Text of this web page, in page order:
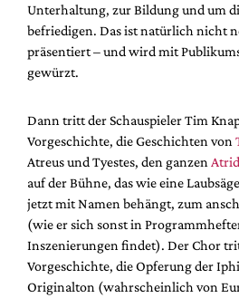
Unterhaltung, zur Bildung und um
befriedigen. Das ist natürlich nicht
präsentiert – und wird mit
gewürzt.
Dann tritt der Schauspieler Tim
Vorgeschichte, die Geschichten von
Atreus und Tyestes, den ganzen
auf der Bühne, das wie eine
jetzt mit Namen behängt, zum
(wie er sich sonst in
Inszenierungen findet). Der Chor
Vorgeschichte, die Opferung der
Originalton (wahrscheinlich von